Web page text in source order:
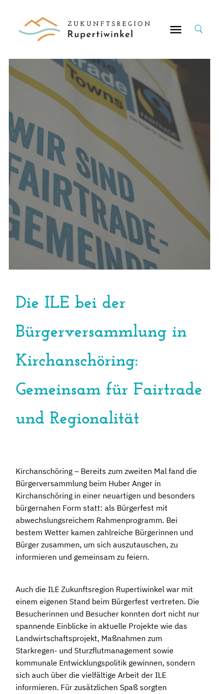
Suche
Die ILE bei der
Bürgerversammlung in
Kirchanschöring:
Gemeinsam für Fairtrade
und Regionalität
Kirchanschöring – Bereits zum zweiten Mal fand die
Bürgerversammlung beim Huber Anger in
Kirchanschöring in einer neuartigen und besonders
bürgernahen Form statt: als Bürgerfest mit
abwechslungsreichem Rahmenprogramm. Bei
bestem Wetter kamen zahlreiche Bürgerinnen und
Bürger zusammen, um sich auszutauschen, zu
informieren und gemeinsam zu feiern.
Auch die ILE Zukunftsregion Rupertiwinkel war mit
einem eigenen Stand beim Bürgerfest vertreten. Die
Besucherinnen und Besucher konnten dort nicht nur
spannende Einblicke in aktuelle Projekte wie das
Landwirtschaftsprojekt, Maßnahmen zum
Starkregen- und Sturzflutmanagement sowie
kommunale Entwicklungspolitik gewinnen, sondern
sich auch über die vielfältige Arbeit der ILE
informieren. Für zusätzlichen Spaß sorgten